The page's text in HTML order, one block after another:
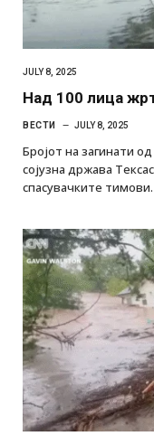
JULY 8, 2025
Над 100 лица
ВЕСТИ JULY 8, 2025
Бројот на загинати
сојузна држава
спасувачките